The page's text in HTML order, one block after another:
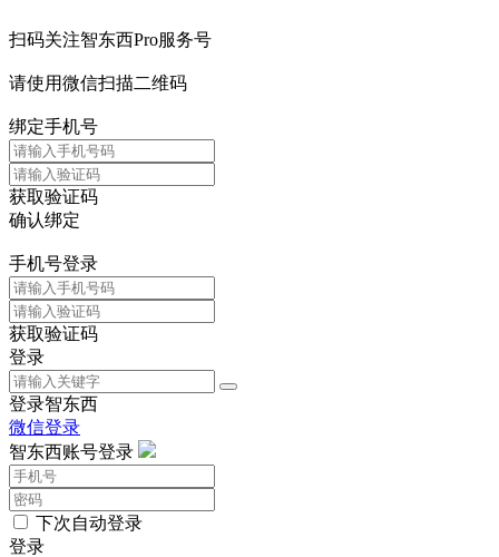
扫码关注智东西Pro服务号
请使用微信扫描二维码
绑定手机号
获取验证码
确认绑定
手机号登录
获取验证码
登录
登录智东西
微信登录
智东西账号登录
下次自动登录
登录